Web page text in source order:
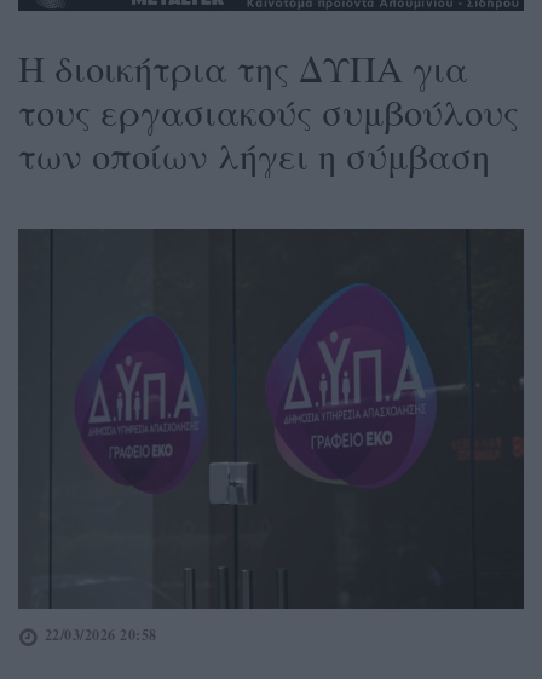
Η διοικήτρια της ΔΥΠΑ για
τους εργασιακούς συμβούλους
των οποίων λήγει η σύμβαση
22/03/2026 20:58